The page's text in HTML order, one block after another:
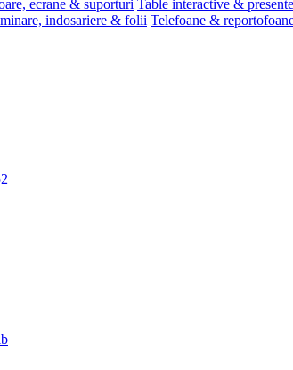
ecrane & suporturi Table interactive &
indosariere & folii Telefoane &